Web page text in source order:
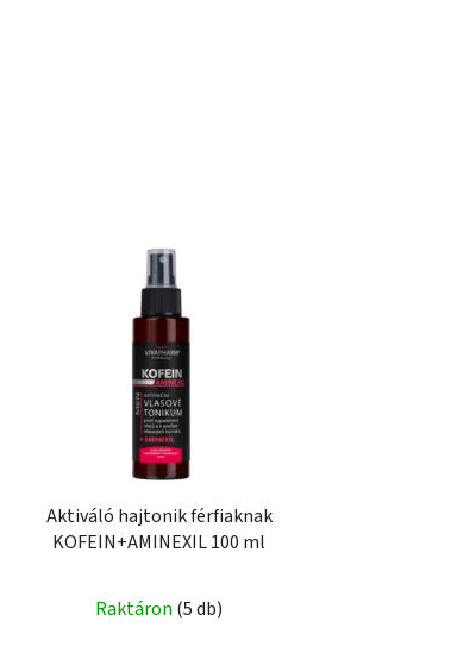
Aktiváló hajtonik férfiaknak
KOFEIN+AMINEXIL 100 ml
Raktáron (5 db)